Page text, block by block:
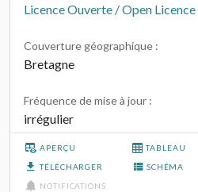
Licence Ouverte / Open Licence
Couverture géographique :
Bretagne
Fréquence de mise à jour :
irrégulier
APERÇU TABLEAU
TÉLÉCHARGER
SCHÉMA
NOTIFICATIONS